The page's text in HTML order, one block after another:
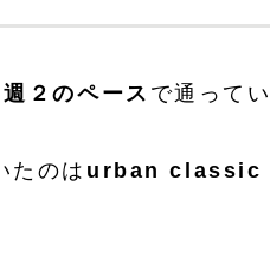
２のペース で通って
たのは urban classic